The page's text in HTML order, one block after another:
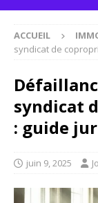
ACCUEIL
syndicat de
syndicat
: guide
juin 9, 2025